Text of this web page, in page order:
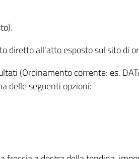
diretto all'atto esposto sul sito di
(Ordinamento corrente: es.
delle seguenti opzioni: